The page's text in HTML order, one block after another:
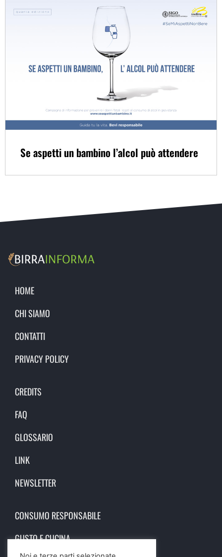
Se aspetti un bambino l’alcol può attendere
HOME
CHI SIAMO
CONTATTI
PRIVACY POLICY
CREDITS
FAQ
GLOSSARIO
LINK
NEWSLETTER
CONSUMO RESPONSABILE
GUSTO E CUCINA